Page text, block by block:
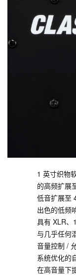
1 英寸织物
的高频扩展
低音扩展至
出色的低频
具有 XLR、
与几乎任何
音量控制 /
系统优化的
在高音量下